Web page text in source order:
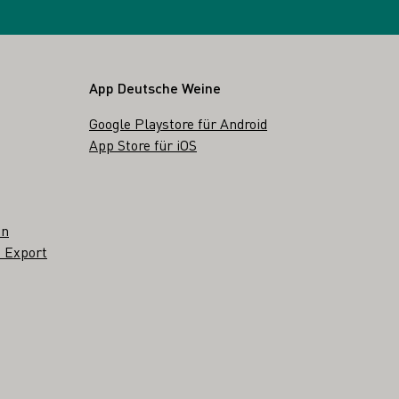
Export
App Deutsche Weine
Google Playstore für Android
App Store für iOS